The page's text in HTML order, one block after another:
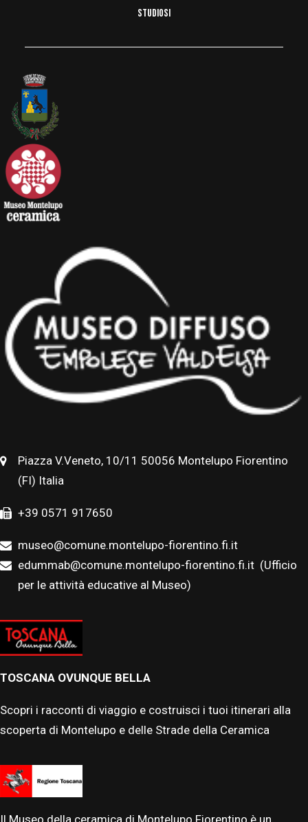
STUDIOSI
Piazza V.Veneto, 10/11 50056 Montelupo Fiorentino
(FI) Italia
+39 0571 917650
museo@comune.montelupo-fiorentino.fi.it
edummab@comune.montelupo-fiorentino.fi.it (Ufficio
per le attività educative al Museo)
TOSCANA OVUNQUE BELLA
Scopri i racconti di viaggio e costruisci i tuoi itinerari alla
scoperta di Montelupo e delle Strade della Ceramica
Il Museo della ceramica di Montelupo Fiorentino è un